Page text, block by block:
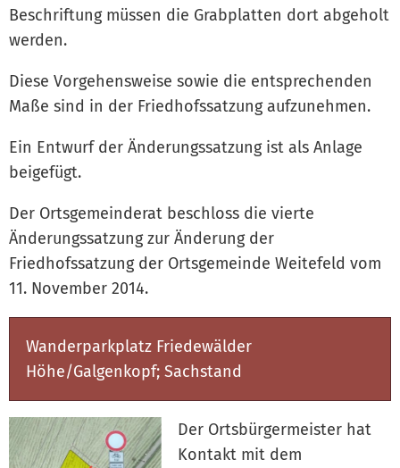
Beschriftung müssen die Grabplatten dort abgeholt
werden.
Diese Vorgehensweise sowie die entsprechenden
Maße sind in der Friedhofssatzung aufzunehmen.
Ein Entwurf der Änderungssatzung ist als Anlage
beigefügt.
Der Ortsgemeinderat beschloss die vierte
Änderungssatzung zur Änderung der
Friedhofssatzung der Ortsgemeinde Weitefeld vom
11. November 2014.
Wanderparkplatz Friedewälder
Höhe/Galgenkopf; Sachstand
Der Ortsbürgermeister hat
Kontakt mit dem